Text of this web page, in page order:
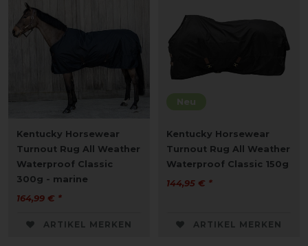
Kentucky Horsewear
Turnout Rug All Weather
Waterproof Classic
300g - marine
164,99 € *
ARTIKEL MERKEN
Neu
Kentucky Horsewear
Turnout Rug All Weather
Waterproof Classic 150g
144,95 € *
ARTIKEL MERKEN